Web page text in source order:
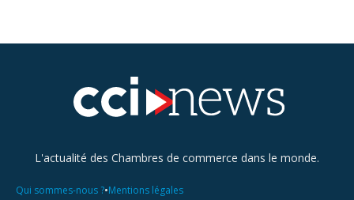
L'actualité des Chambres de commerce dans le monde.
Qui sommes-nous ?•Mentions légales